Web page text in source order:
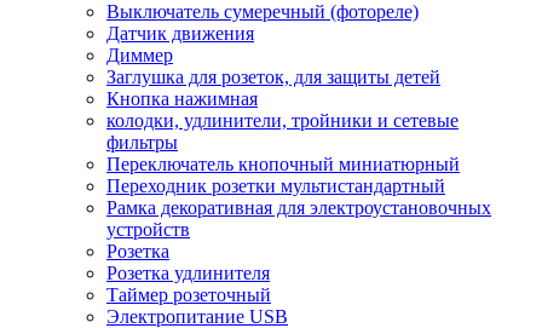
Выключатель сумеречный (фотореле)
Датчик движения
Диммер
Заглушка для розеток, для защиты детей
Кнопка нажимная
колодки, удлинители, тройники и сетевые
фильтры
Переключатель кнопочный миниатюрный
Переходник розетки мультистандартный
Рамка декоративная для электроустановочных
устройств
Розетка
Розетка удлинителя
Таймер розеточный
Электропитание USB